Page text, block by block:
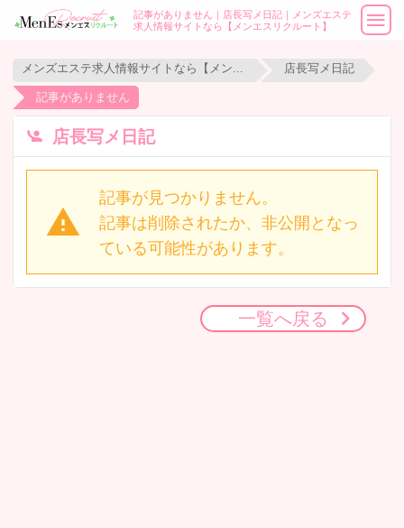
記事がありません｜店長写メ日記｜メンズエステ
求人情報サイトなら【メンエスリクルート】
店長写メ日記
記事がありません
店長写メ日記
記事が見つかりません。
記事は削除されたか、非公開となっ
ている可能性があります。
一覧へ戻る